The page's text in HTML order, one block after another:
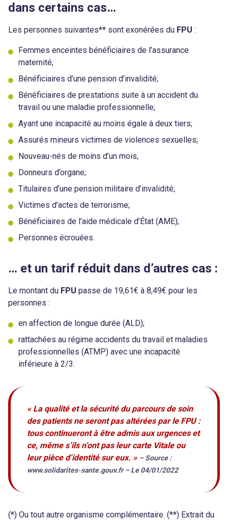
dans certains cas…
Les personnes suivantes** sont exonérées du FPU :
Femmes enceintes bénéficiaires de l’assurance
maternité;
Bénéficiaires d’une pension d’invalidité;
Bénéficiaires de prestations suite à un accident du
travail ou une maladie professionnelle;
Ayant une incapacité au moins égale à deux tiers;
Assurés mineurs victimes de violences sexuelles;
Nouveau-nés de moins d’un mois;
Donneurs d’organe;
Titulaires d’une pension militaire d’invalidité;
Victimes d’actes de terrorisme;
Bénéficiaires de l’aide médicale d’État (AME);
Personnes écrouées.
… et un tarif réduit dans d’autres cas :
Le montant du FPU passe de 19,61€ à 8,49€ pour les
personnes :
en affection de longue durée (ALD);
rattachées au régime accidents du travail et maladies
professionnelles (ATMP) avec une incapacité
inférieure à 2/3.
« La qualité et la sécurité du parcours de soin
des patients ne seront pas altérées par le FPU :
tous continueront à être admis aux urgences et
ce, même s’ils n’ont pas leur carte Vitale ou
leur pièce d’identité sur eux. » – Source :
www.solidarites-sante.gouv.fr – Le 04/01/2022
(*) Ou tout autre organisme complémentaire. (**) Extrait du